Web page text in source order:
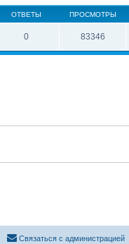
ОТВЕТЫ ПРОСМОТРЫ
0 83346
Связаться с администрацией